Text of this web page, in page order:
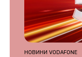
НОВИНИ VODAFONE